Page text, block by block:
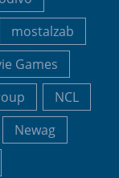
mostalzab
Games
NCL
Newag